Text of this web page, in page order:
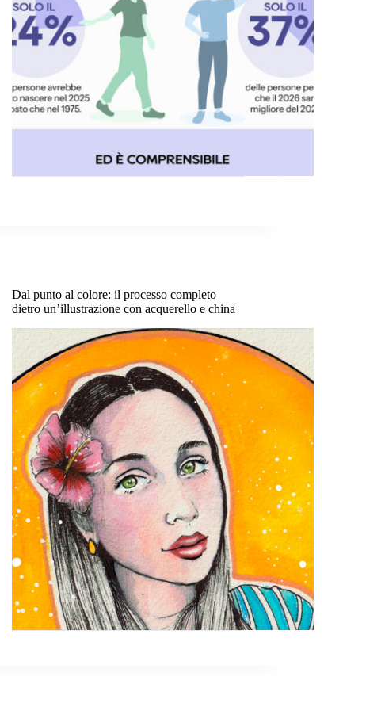
Dal punto al colore: il processo completo
dietro un’illustrazione con acquerello e china